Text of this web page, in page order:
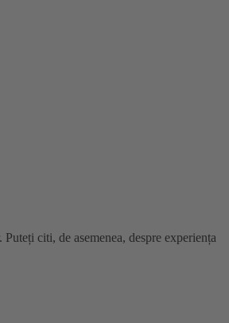
citi, de asemenea, despre experiența